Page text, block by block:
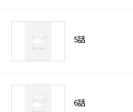
5話
6話